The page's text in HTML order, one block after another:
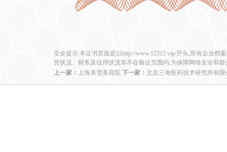
安全提示:本证书页面是以http://www.12315.vip/开头,所有企业档
营状况、财务及信用状况等不在验证范围内,为保障网络安全和
上一家： 上海美雪美容院 下一家： 北京三奇医药技术研究所有限